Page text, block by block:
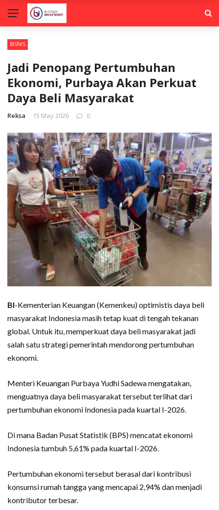
BISNIS
Jadi Penopang Pertumbuhan
Ekonomi, Purbaya Akan Perkuat
Daya Beli Masyarakat
Reksa 15 May 2026 0
BI-Kementerian Keuangan (Kemenkeu) optimistis daya beli
masyarakat Indonesia masih tetap kuat di tengah tekanan
global. Untuk itu, memperkuat daya beli masyarakat jadi
salah satu strategi pemerintah mendorong pertumbuhan
ekonomi.
Menteri Keuangan Purbaya Yudhi Sadewa mengatakan,
menguatnya daya beli masyarakat tersebut terlihat dari
pertumbuhan ekonomi Indonesia pada kuartal I-2026.
Di mana Badan Pusat Statistik (BPS) mencatat ekonomi
Indonesia tumbuh 5,61% pada kuartal I-2026.
Pertumbuhan ekonomi tersebut berasal dari kontribusi
konsumsi rumah tangga yang mencapai 2,94% dan menjadi
kontributor terbesar.